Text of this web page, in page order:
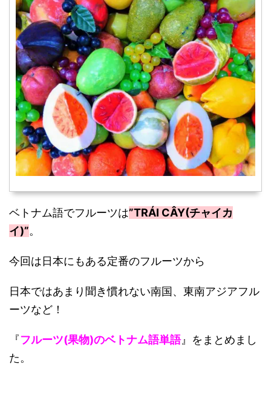
ベトナム語でフルーツは”TRÁI CÂY(チャイカ
イ)”。
今回は日本にもある定番のフルーツから
日本ではあまり聞き慣れない南国、東南アジアフル
ーツなど！
『フルーツ(果物)のベトナム語単語』をまとめまし
た。